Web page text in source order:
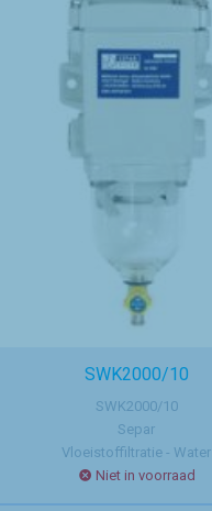
SWK2000/10
SWK2000/10
Separ
Vloeistoffiltratie - Water
Niet in voorraad